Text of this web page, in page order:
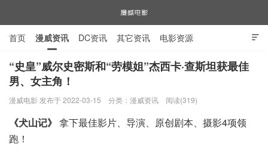
漫威电影

首页 漫威资讯 DC资讯 其它资讯 电影资源
电视剧资源 漫威图片
“史皇”威尔史密斯和“劳模姐”杰西卡·查斯坦获最佳
男、女主角！
漫威电影 发布于 2022-03-15 分类： 漫威资讯 阅读(319)
《犬山记》 拿下最佳影片、导演、原创剧本、摄影4项领
跑！